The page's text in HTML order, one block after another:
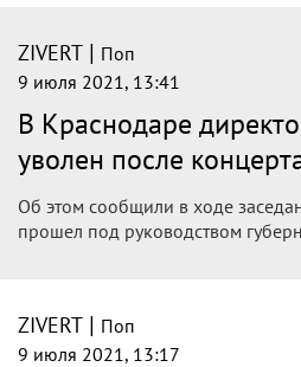
ZIVERT | Поп
9 июля 2021, 13:41
В Краснодаре
уволен после
Об этом сообщили в ходе
прошел под руководством
ZIVERT | Поп
9 июля 2021, 13:17